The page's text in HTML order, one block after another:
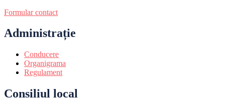
Formular contact
Administrație
Conducere
Organigrama
Regulament
Consiliul local